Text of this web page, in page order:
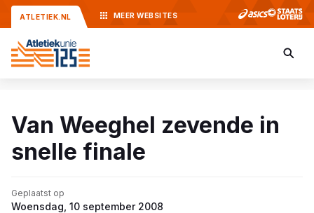
ATLETIEK.NL MEER WEBSITES
Van Weeghel zevende in
snelle finale
Geplaatst op
Woensdag, 10 september 2008